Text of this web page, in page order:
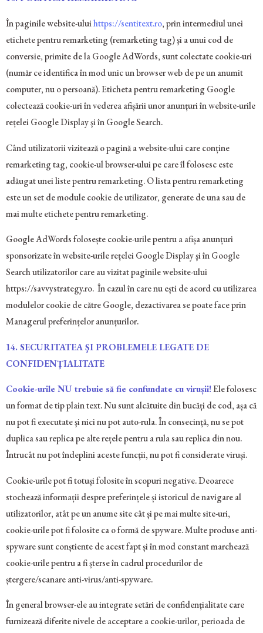
În paginile website-uluihttps://sentitext.ro, prin intermediul unei
etichete pentru remarketing (remarketing tag) şi a unui cod de
conversie, primite de la Google AdWords, sunt colectate cookie-uri
(număr ce identifica în mod unic un browser web de pe un anumit
computer, nu o persoană). Eticheta pentru remarketing Google
colectează cookie-uri în vederea afișării unor anunțuri în website-urile
rețelei Google Display şi în Google Search.
Când utilizatorii vizitează o pagină a website-ului care conține
remarketing tag, cookie-ul browser-ului pe care îl folosesc este
adăugat unei liste pentru remarketing. O lista pentru remarketing
este un set de module cookie de utilizator, generate de una sau de
mai multe etichete pentru remarketing.
Google AdWords folosește cookie-urile pentru a afișa anunțuri
sponsorizate în website-urile rețelei Google Display şi în Google
Search utilizatorilor care au vizitat paginile website-ului
https://savvystrategy.ro. În cazul în care nu ești de acord cu utilizarea
modulelor cookie de către Google, dezactivarea se poate face prin
Managerul preferințelor anunțurilor.
14. SECURITATEA ŞI PROBLEMELE LEGATE DE
CONFIDENŢIALITATE
Cookie-urile NU trebuie să fie confundate cu virușii!Ele folosesc
un format de tip plain text. Nu sunt alcătuite din bucăți de cod, așa că
nu pot fi executate şi nici nu pot auto-rula. În consecință, nu se pot
duplica sau replica pe alte rețele pentru a rula sau replica din nou.
Întrucât nu pot îndeplini aceste funcții, nu pot fi considerate viruși.
Cookie-urile pot fi totuși folosite în scopuri negative. Deoarece
stochează informații despre preferințele și istoricul de navigare al
utilizatorilor, atât pe un anume site cât și pe mai multe site-uri,
cookie-urile pot fi folosite ca o formă de spyware. Multe produse anti-
spyware sunt conștiente de acest fapt și în mod constant marchează
cookie-urile pentru a fi șterse în cadrul procedurilor de
ștergere/scanare anti-virus/anti-spyware.
În general browser-ele au integrate setări de confidențialitate care
furnizează diferite nivele de acceptare a cookie-urilor, perioada de